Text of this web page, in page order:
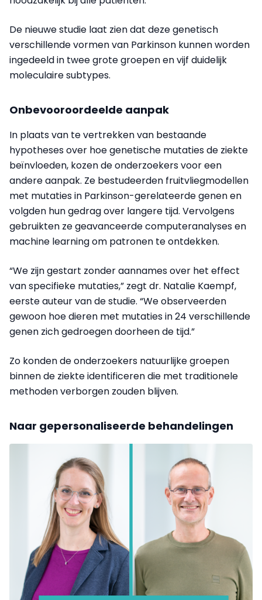
De nieuwe studie laat zien dat deze genetisch
verschillende vormen van Parkinson kunnen worden
ingedeeld in twee grote groepen en vijf duidelijk
moleculaire subtypes.
Onbevooroordeelde aanpak
In plaats van te vertrekken van bestaande
hypotheses over hoe genetische mutaties de ziekte
beïnvloeden, kozen de onderzoekers voor een
andere aanpak. Ze bestudeerden fruitvliegmodellen
met mutaties in Parkinson-gerelateerde genen en
volgden hun gedrag over langere tijd. Vervolgens
gebruikten ze geavanceerde computeranalyses en
machine learning om patronen te ontdekken.
“We zijn gestart zonder aannames over het effect
van specifieke mutaties,” zegt dr. Natalie Kaempf,
eerste auteur van de studie. “We observeerden
gewoon hoe dieren met mutaties in 24 verschillende
genen zich gedroegen doorheen de tijd.”
Zo konden de onderzoekers natuurlijke groepen
binnen de ziekte identificeren die met traditionele
methoden verborgen zouden blijven.
Naar gepersonaliseerde behandelingen